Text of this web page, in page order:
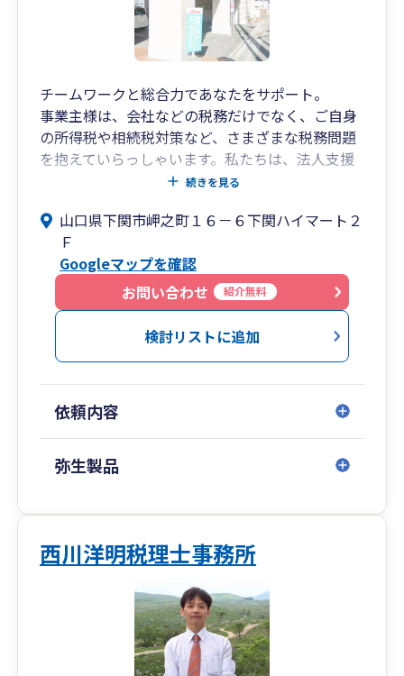
チームワークと総合力であなたをサポート。
事業主様は、会社などの税務だけでなく、ご自身
の所得税や相続税対策など、さまざまな税務問題
を抱えていらっしゃいます。私たちは、法人支援
を得意とする税理士、個人の資産税を得意とする
協力し合い、お客様にとっての最善の方法を総合
的にサポートいたします。
続きを見る
山口県下関市岬之町１６－６下関ハイマート２
Ｆ
Googleマップを確認
お問い合わせ
紹介無料
検討リストに追加
依頼内容
弥生製品
西川洋明税理士事務所